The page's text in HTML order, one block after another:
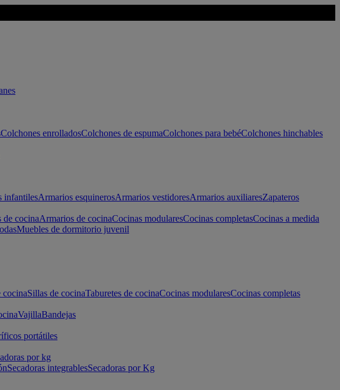
Colchones enrolladosColchones de espumaColchones para bebéColchones hinchables
infantilesArmarios esquinerosArmarios vestidoresArmarios auxiliaresZapateros
de cocinaArmarios de cocinaCocinas modularesCocinas completasCocinas a medida
Muebles de dormitorio juvenil
cocinaSillas de cocinaTaburetes de cocinaCocinas modularesCocinas completas
VajillaBandejas
portátiles
por kg
Secadoras integrablesSecadoras por Kg